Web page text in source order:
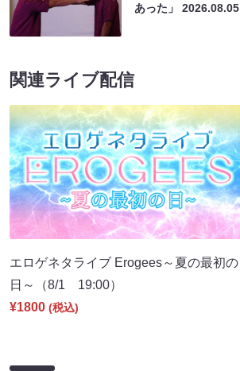
あった」2026.08.05
関連ライブ配信
エロゲネタライブ Erogees～夏の最初の
日～（8/1 19:00）
¥1800 (税込)